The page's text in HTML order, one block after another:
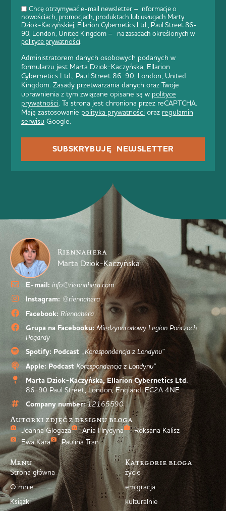
Chcę otrzymywać e-mail newsletter – informacje o
nowościach, promocjach, produktach lub usługach Marty
Dziok-Kaczyńskiej, Ellarion Cybernetics Ltd., Paul Street 86-
90, London, United Kingdom – na zasadach określonych w
polityce prywatności.
Administratorem danych osobowych podanych w
formularzu jest Marta Dziok-Kaczyńska, Ellarion
Cybernetics Ltd., Paul Street 86-90, London, United
Kingdom. Zasady przetwarzania danych oraz Twoje
uprawnienia z tym związane opisane są w polityce
prywatności. Ta strona jest chroniona przez reCAPTCHA.
Mają zastosowanie polityka prywatności oraz regulamin
serwisu Google.
SUBSKRYBUJĘ NEWSLETTER
Riennahera
Marta Dziok-Kaczyńska
E-mail: info@riennahera.com
Instagram: @riennahera
Facebook: Riennahera
Grupa na Facebooku: Międzynarodowy Legion Pończoch
Pogardy
Spotify: Podcast „Korespondencja z Londynu”
Apple: Podcast Korespondencja z Londynu”
Marta Dziok-Kaczyńska, Ellarion Cybernetics Ltd.
86-90 Paul Street, London, England, EC2A 4NE
Company number: 12165590
Autorki zdjęć z designu bloga
Joanna Glogaza Ania Hrycyna
Roksana Kalisz
Ewa Kara
Paulina Tran
Menu
Strona główna
O mnie
Książki
Kategorie bloga
życie
emigracja
kulturalnie